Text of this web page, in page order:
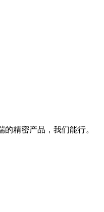
精密产品，我们能行。